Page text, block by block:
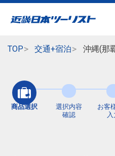
TOP 交通+宿泊 沖縄(那
商品選択
選択内容
確認
お客
入